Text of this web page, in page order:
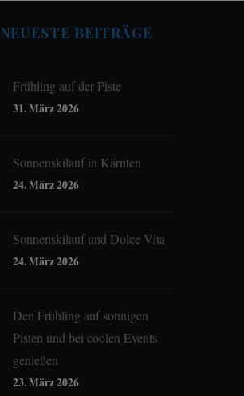
NEUESTE BEITRÄGE
Frühling auf der Piste
31. März 2026
Sonnenskilauf in Kärnten
24. März 2026
Sonnenskilauf und Dolce Vita
24. März 2026
Den Frühling auf sonnigen
Pisten und bei coolen Events
genießen
23. März 2026